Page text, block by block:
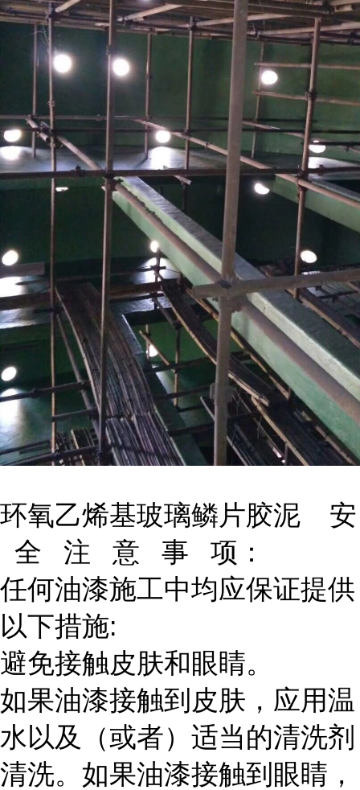
环氧乙烯基玻璃鳞片胶泥 安
全 注 意 事 项：
任何油漆施工中均应保证提供
以下措施:
避免接触皮肤和眼睛。
如果油漆接触到皮肤，应用温
水以及（或者）适当的清洗剂
清洗。如果油漆接触到眼睛，